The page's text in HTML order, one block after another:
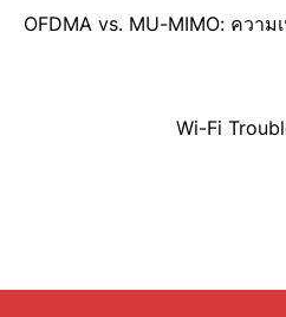
OFDMA vs. MU-MIMO: ควา
Wi-Fi